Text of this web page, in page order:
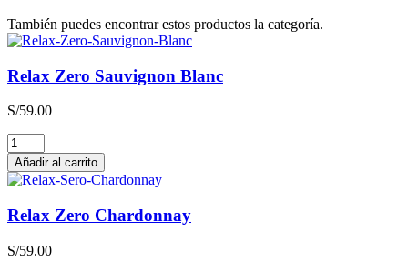
También puedes encontrar estos productos la categoría.
Relax Zero Sauvignon Blanc
S/59.00
Relax
Zero
Sauvignon
Blanc
cantidad
Añadir al carrito
Relax Zero Chardonnay
S/59.00